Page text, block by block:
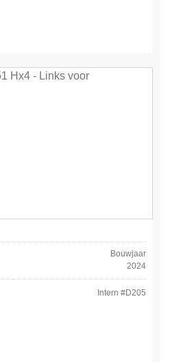
Bouwjaar
2024
Intern #D205